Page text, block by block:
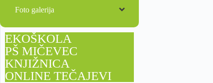
Foto galerija
EKOŠKOLA
PŠ MIČEVEC
KNJIŽNICA
ONLINE TEČAJEVI